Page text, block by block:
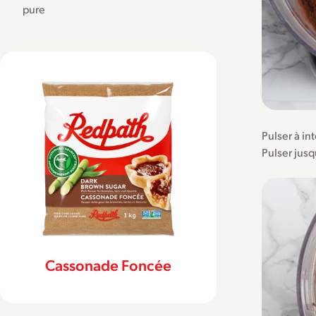
pure
Cassonade Foncée
Pulser à
Pulser